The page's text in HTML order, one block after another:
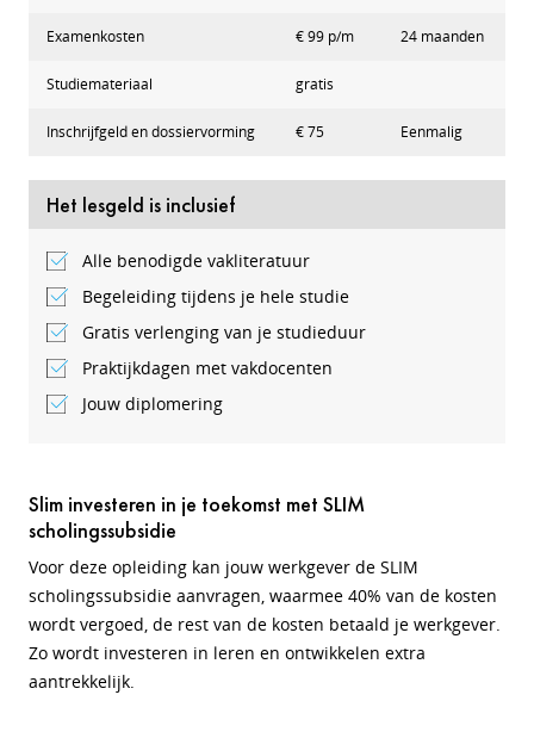
Examenkosten € 99 p/m 24 maanden
Studiemateriaal gratis
Inschrijfgeld en dossiervorming € 75 Eenmalig
Het lesgeld is inclusief
Alle benodigde vakliteratuur
Begeleiding tijdens je hele studie
Gratis verlenging van je studieduur
Praktijkdagen met vakdocenten
Jouw diplomering
Slim investeren in je toekomst met SLIM
scholingssubsidie
Voor deze opleiding kan jouw werkgever de SLIM
scholingssubsidie aanvragen, waarmee 40% van de kosten
wordt vergoed, de rest van de kosten betaald je werkgever.
Zo wordt investeren in leren en ontwikkelen extra
aantrekkelijk.